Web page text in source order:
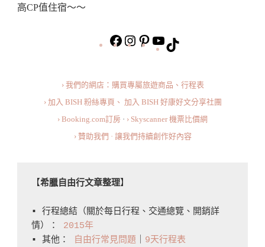
域
及
高
值
·
聖
高CP值住宿～～
https://www.facebook.com/bishdream
https://www.instagram.com/
https://www.pinterest.com/
旅
› 我們的網店：購買專屬旅遊商品、行程表
› 加入 BISH 粉絲專頁、 加入 BISH 好康好文分享社團
› Booking.com訂房 · › Skyscanner 機票比價網
› 贊助我們 · 讓我們持續創作好內容
【希臘自由行文章整理】
▪️ 行程總結（關於每日行程、交通總覽、開銷詳
情）： 2015年
▪️ 其他：
自由行常見問題 9天行程表